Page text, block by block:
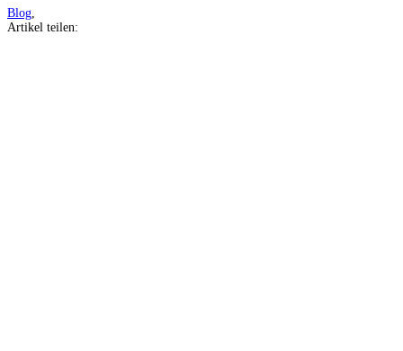
Blog,
Artikel teilen: